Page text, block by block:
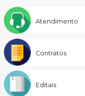
Atendimento
Contratos
Editais